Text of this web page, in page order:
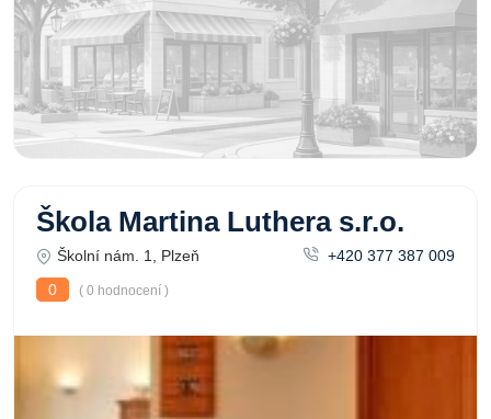
Škola Martina Luthera s.r.o.
Školní nám. 1, Plzeň
+420 377 387 009
0
( 0 hodnocení )